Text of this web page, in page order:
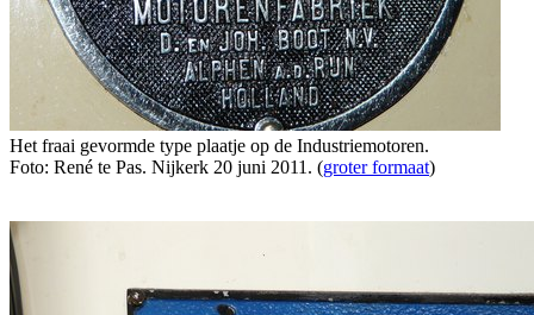
Het fraai gevormde type plaatje op de Industriemotoren.
Foto: René te Pas. Nijkerk 20 juni 2011. (groter formaat)